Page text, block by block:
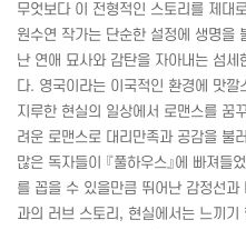
무엇보다 이 전형적인 스토리를 제대
원수연 작가는 단순한 설정에 생명을
난 연애 묘사와 감탄을 자아내는 섬
다. 영국이라는 이국적인 환경에 맛
지루한 현실의 일상에서 로맨스를 꿈
려운 로맨스로 대리만족과 공감을 불
많은 독자들이 『풀하우스』에 빠져
를 꼽을 수 있을만큼 뛰어난 감정선
과의 러브 스토리, 현실에서는 느끼